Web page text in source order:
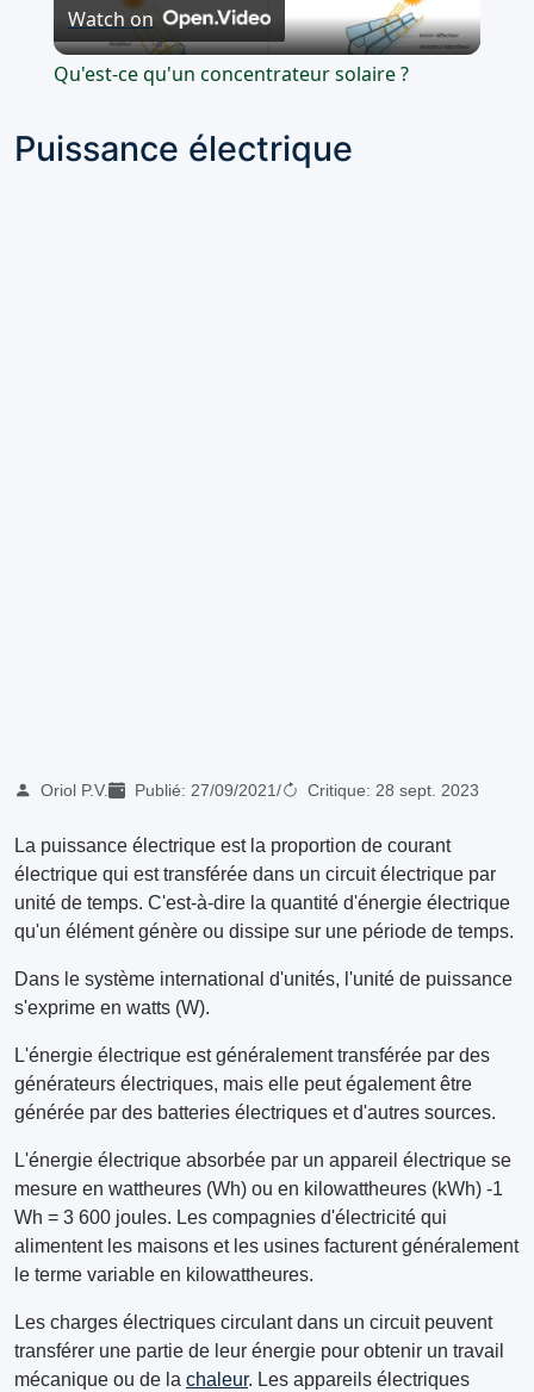
Video
Watch on
Qu'est-ce qu'un concentrateur solaire ?
Puissance électrique
Oriol P.V. Publié: 27/09/2021/ Critique: 28 sept. 2023
La puissance électrique est la proportion de courant
électrique qui est transférée dans un circuit électrique par
unité de temps. C'est-à-dire la quantité d'énergie électrique
qu'un élément génère ou dissipe sur une période de temps.
Dans le système international d'unités, l'unité de puissance
s'exprime en watts (W).
L'énergie électrique est généralement transférée par des
générateurs électriques, mais elle peut également être
générée par des batteries électriques et d'autres sources.
L'énergie électrique absorbée par un appareil électrique se
mesure en wattheures (Wh) ou en kilowattheures (kWh) -1
Wh = 3 600 joules. Les compagnies d'électricité qui
alimentent les maisons et les usines facturent généralement
le terme variable en kilowattheures.
Les charges électriques circulant dans un circuit peuvent
transférer une partie de leur énergie pour obtenir un travail
mécanique ou de la chaleur. Les appareils électriques